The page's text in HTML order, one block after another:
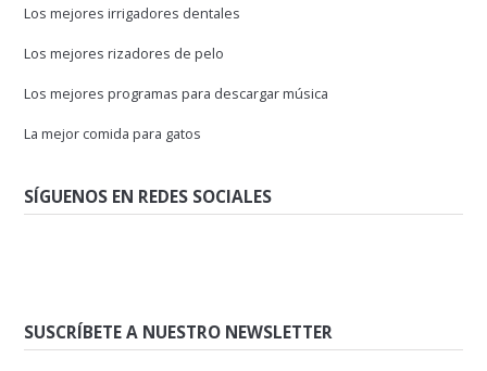
Los mejores irrigadores dentales
Los mejores rizadores de pelo
Los mejores programas para descargar música
La mejor comida para gatos
SÍGUENOS EN REDES SOCIALES
SUSCRÍBETE A NUESTRO NEWSLETTER